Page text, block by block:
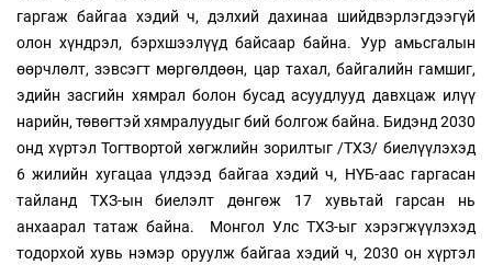
гаргаж байгаа хэдий ч, дэлхий дахинаа шийдвэрлэгдээгүй
олон хүндрэл, бэрхшээлүүд байсаар байна. Уур амьсгалын
өөрчлөлт, зэвсэгт мөргөлдөөн, цар тахал, байгалийн гамшиг,
эдийн засгийн хямрал болон бусад асуудлууд давхцаж илүү
нарийн, төвөгтэй хямралуудыг бий болгож байна. Бидэнд 2030
онд хүртэл Тогтвортой хөгжлийн зорилтыг /ТХЗ/ биелүүлэхэд
6 жилийн хугацаа үлдээд байгаа хэдий ч, НҮБ-аас гаргасан
тайланд ТХЗ-ын биелэлт дөнгөж 17 хувьтай гарсан нь
анхаарал татаж байна. Монгол Улс ТХЗ-ыг хэрэгжүүлэхэд
тодорхой хувь нэмэр оруулж байгаа хэдий ч, 2030 он хүртэл